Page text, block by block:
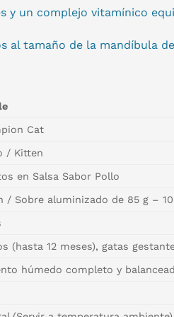
y un complejo vitamínico
al tamaño de la mandíbula
Cat
/ Kitten
en Salsa Sabor Pollo
/ Sobre aluminizado de 85 g –
(hasta 12 meses), gatas
húmedo completo y